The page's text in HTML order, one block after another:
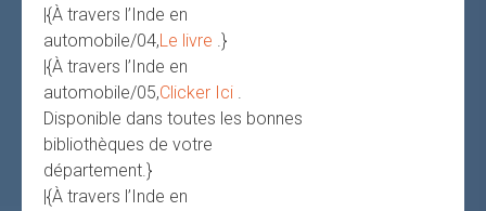
|{À travers l’Inde en
automobile/04,Le livre .}
|{À travers l’Inde en
automobile/05,Clicker Ici .
Disponible dans toutes les bonnes
bibliothèques de votre
département.}
|{À travers l’Inde en